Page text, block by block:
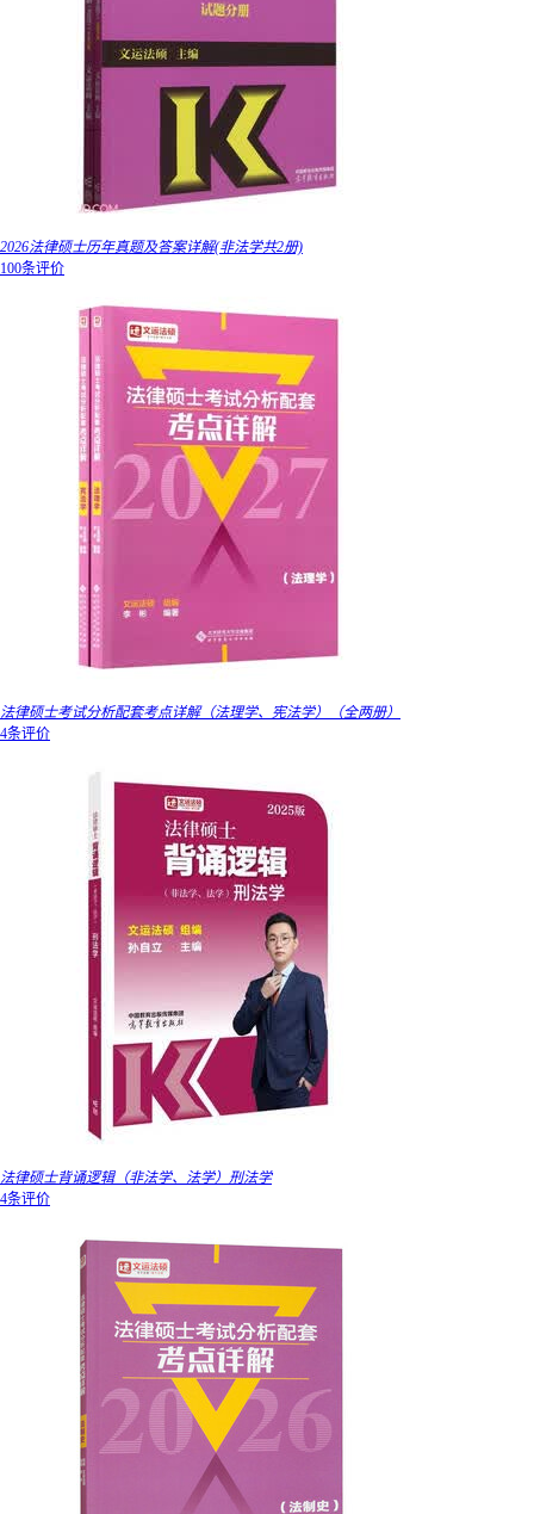
2026法律硕士历年真题及答案详解(非法学共2册)
100条评价
法律硕士考试分析配套考点详解（法理学、宪法学）（全两册）
4条评价
法律硕士背诵逻辑（非法学、法学）刑法学
4条评价